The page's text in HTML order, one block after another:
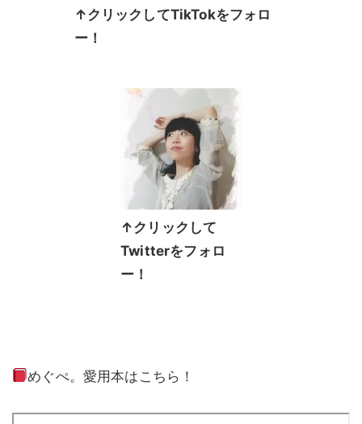
↑クリックしてTikTokをフォロ
ー！
↑クリックして
Twitterをフォロ
ー！
めぐぺ。愛用本はこちら！